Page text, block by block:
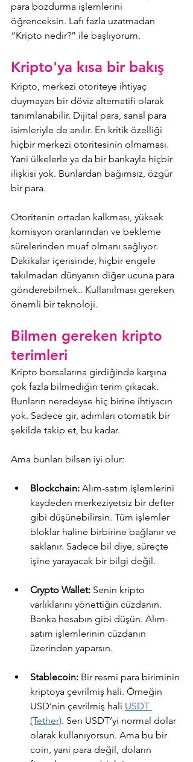
para bozdurma işlemlerini
öğrenceksin. Lafı fazla uzatmadan
“Kripto nedir?” ile başlıyorum.
Kripto'ya kısa bir bakış
Kripto, merkezi otoriteye ihtiyaç
duymayan bir döviz alternatifi olarak
tanımlanabilir. Dijital para, sanal para
isimleriyle de anılır. En kritik özelliği
hiçbir merkezi otoritesinin olmaması.
Yani ülkelerle ya da bir bankayla hiçbir
ilişkisi yok. Bunlardan bağımsız, özgür
bir para.
Otoritenin ortadan kalkması, yüksek
komisyon oranlarından ve bekleme
sürelerinden muaf olmanı sağlıyor.
Dakikalar içerisinde, hiçbir engele
takılmadan dünyanın diğer ucuna para
gönderebilmek.. Kullanılması gereken
önemli bir teknoloji.
Bilmen gereken kripto
terimleri
Kripto borsalarına girdiğinde karşına
çok fazla bilmediğin terim çıkacak.
Bunların neredeyse hiç birine ihtiyacın
yok. Sadece gir, adımları otomatik bir
şekilde takip et, bu kadar.
Ama bunları bilsen iyi olur:
Blockchain: Alım-satım işlemlerini
kaydeden merkeziyetsiz bir defter
gibi düşünebilirsin. Tüm işlemler
bloklar haline birbirine bağlanır ve
saklanır. Sadece bil diye, süreçte
işine yarayacak bir bilgi değil.
Crypto Wallet: Senin kripto
varlıklarını yönettiğin cüzdanın.
Banka hesabın gibi düşün. Alım-
satım işlemlerinin cüzdanın
üzerinden yaparsın.
Stablecoin: Bir resmi para biriminin
kriptoya çevrilmiş hali. Örneğin
USD’nin çevrilmiş hali USDT
(Tether). Sen USDT’yi normal dolar
olarak kullanıyorsun. Ama bu bir
coin, yani para değil, doların